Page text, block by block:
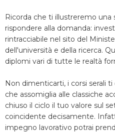
Ricorda che ti illustreremo una
rispondere alla domanda:
rintracciabile nel sito del
dell'università e della ricerca.
diplomi vari di tutte le realtà
Non dimenticarti, i corsi serali
che assomiglia alle classiche
chiuso il ciclo il tuo valore sul
coincidente decisamente.
impegno lavorativo potrai